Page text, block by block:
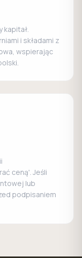
kapitał.
i składami z
wspierając
ceną'. Jeśli
lub
podpisaniem